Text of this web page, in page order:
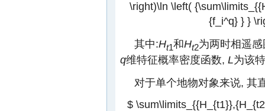
\right)\ln \left(
{f_i^q} } }
其中:Ht1和Ht2为两时相遥
q维特征概率密度函数, L为该
对于单个地物对象来说, 其
$